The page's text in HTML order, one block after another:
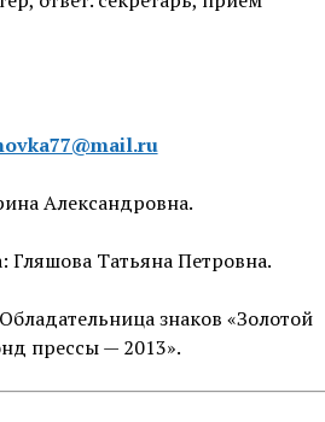
Александровна.
Гляшова Татьяна Петровна.
знаков «Золотой
прессы — 2013».